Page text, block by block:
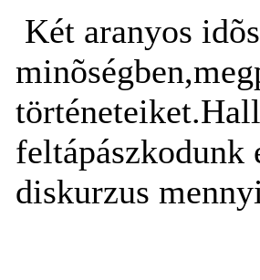
Két aranyos
feltápászkodunk
diskurzus